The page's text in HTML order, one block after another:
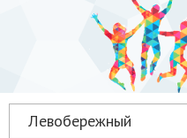
Левобережный